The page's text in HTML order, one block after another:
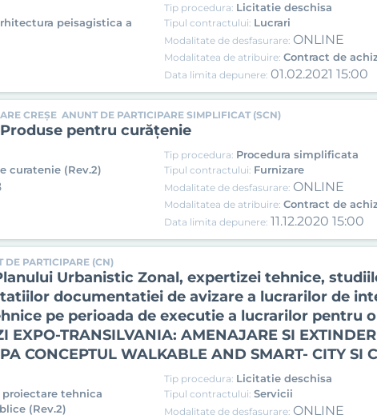
peisagistica a
Tip procedura: Licitatie deschisa
Tipul contractului: Lucrari
Modalitate de desfasurare: ONLINE
Modalitatea de atribuire:Contract de
Data limita depunere: 01.02.2021 15:00
CREȘE ANUNT DE PARTICIPARE SIMPLIFICAT (SCN)
pentru curățenie
curatenie (Rev.2)
Tip procedura: Procedura simplificata
Tipul contractului: Furnizare
Modalitate de desfasurare: ONLINE
Modalitatea de atribuire:Contract de
Data limita depunere: 11.12.2020 15:00
DE PARTICIPARE (CN)
Urbanistic Zonal, expertizei tehnice,
documentatiei de avizare a lucrarilor de
pe perioada de executie a lucrarilor pentru
EXPO-TRANSILVANIA: AMENAJARE SI
CONCEPTUL WALKABLE AND SMART- CITY SI
proiectare tehnica
(Rev.2)
Tip procedura: Licitatie deschisa
Tipul contractului:Servicii
Modalitate de desfasurare: ONLINE